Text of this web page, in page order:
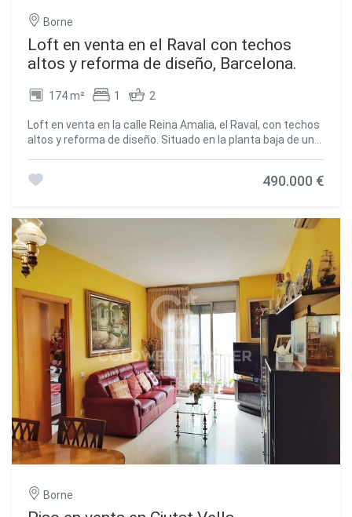
Borne
Loft en venta en el Raval con techos
altos y reforma de diseño, Barcelona.
174 m² 1 2
Loft en venta en la calle Reina Amalia, el Raval, con techos
altos y reforma de diseño. Situado en la planta baja de un
altos y grandes ventanales orientados al este. La
Cuenta con calefacción por radiadores y ventiladores de
techo. Es una propiedad ideal para quienes buscan un
espacio singular y bien comunicado. El espacio ofrece una
gran tranquilidad en pleno corazón de Barcelona, en una
zona muy concurrida. Ubicación inmejorable, a pocos
minutos de la parada de metro Paral·lel (L2, L3 y Funicular
de Montjuïc) y rodeado de parques y servicios. ** en el
precio no van incluidos los honorarios de agencia
#ref:CBE01325
490.000 €
Borne